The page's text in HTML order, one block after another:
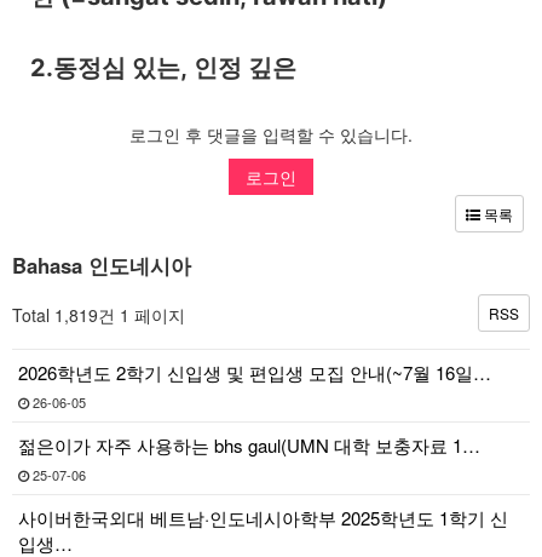
2.동정심 있는, 인정 깊은
로그인 후 댓글을 입력할 수 있습니다.
로그인
목록
Bahasa 인도네시아
Total 1,819건 1 페이지 RSS
2026학년도 2학기 신입생 및 편입생 모집 안내(~7월 16일…
26-06-05
젊은이가 자주 사용하는 bhs gaul(UMN 대학 보충자료 1…
25-07-06
사이버한국외대 베트남·인도네시아학부 2025학년도 1학기 신
입생…